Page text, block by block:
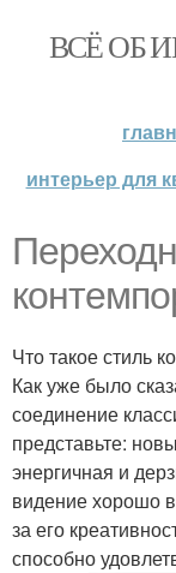
ВСЁ ОБ
интерьер для
Что такое стиль
Как уже было
соединение
представьте:
энергичная и
видение хорошо
за его
способно